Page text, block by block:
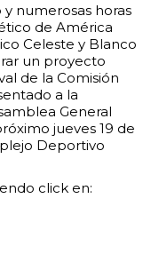
y numerosas horas
de América
Celeste y Blanco
un proyecto
de la Comisión
a la
General
jueves 19 de
Deportivo
click en: